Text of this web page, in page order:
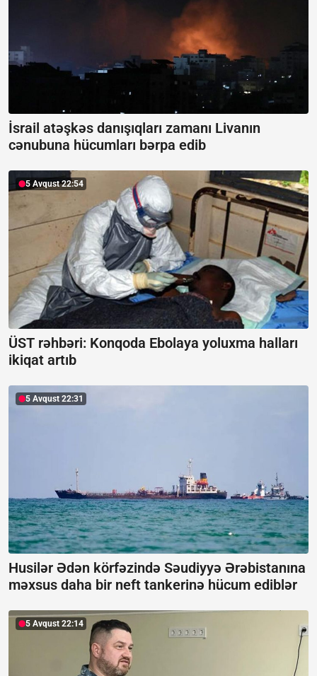
İsrail atəşkəs danışıqları zamanı Livanın
cənubuna hücumları bərpa edib
5 Avqust 22:54
ÜST rəhbəri: Konqoda Ebolaya yoluxma halları
ikiqat artıb
5 Avqust 22:31
Husilər Ədən körfəzində Səudiyyə Ərəbistanına
məxsus daha bir neft tankerinə hücum ediblər
5 Avqust 22:14